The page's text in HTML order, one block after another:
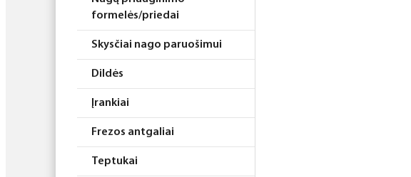
formelės/priedai
Skysčiai nago paruošimui
Dildės
Įrankiai
Frezos antgaliai
Teptukai